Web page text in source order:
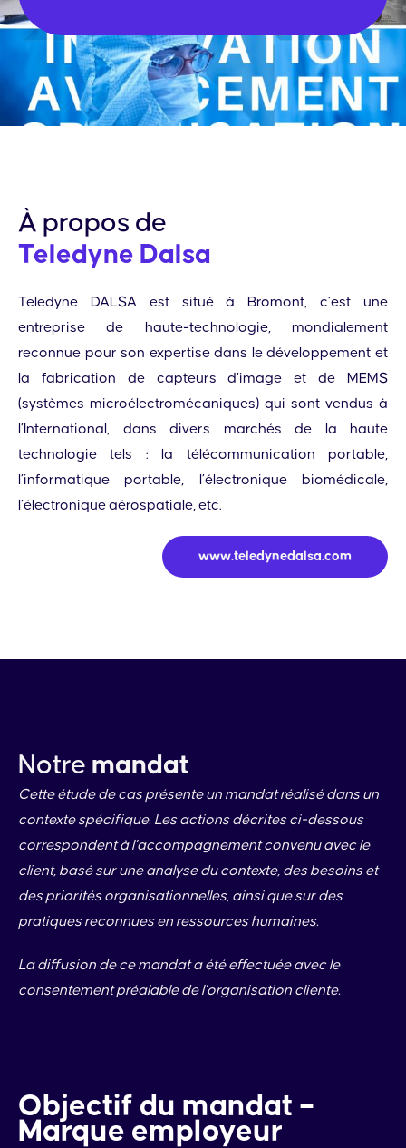
À propos de
Teledyne Dalsa
Teledyne DALSA est situé à Bromont, c’est une
entreprise de haute-technologie, mondialement
reconnue pour son expertise dans le développement et
la fabrication de capteurs d’image et de MEMS
(systèmes microélectromécaniques) qui sont vendus à
l’International, dans divers marchés de la haute
technologie tels : la télécommunication portable,
l’informatique portable, l’électronique biomédicale,
l’électronique aérospatiale, etc.
www.teledynedalsa.com
Notre mandat
Cette étude de cas présente un mandat réalisé dans un
contexte spécifique. Les actions décrites ci-dessous
correspondent à l’accompagnement convenu avec le
client, basé sur une analyse du contexte, des besoins et
des priorités organisationnelles, ainsi que sur des
pratiques reconnues en ressources humaines.
La diffusion de ce mandat a été effectuée avec le
consentement préalable de l’organisation cliente.
Objectif du mandat –
Marque employeur